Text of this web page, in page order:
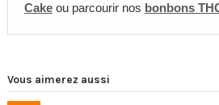
Cake ou parcourir nos bonbons
Vous aimerez aussi